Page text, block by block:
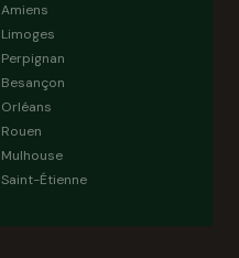
Amiens
Limoges
Perpignan
Besançon
Orléans
Rouen
Mulhouse
Saint-Étienne